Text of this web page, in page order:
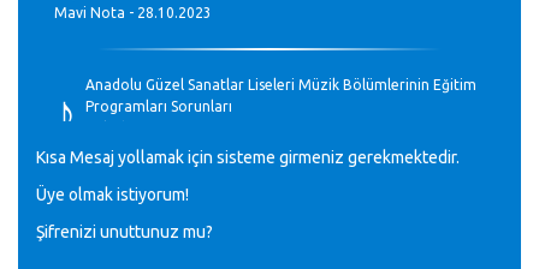
Mavi Nota - 28.10.2023
♪
Anadolu Güzel Sanatlar Liseleri Müzik Bölümlerinin Eğitim
Programları Sorunları
♪
GEÇMİŞ OLSUN TÜRKİYE!
Mavi Nota - 07.02.2023
Kısa Mesaj yollamak için sisteme girmeniz gerekmektedir.
Üye olmak istiyorum!
Şifrenizi unuttunuz mu?